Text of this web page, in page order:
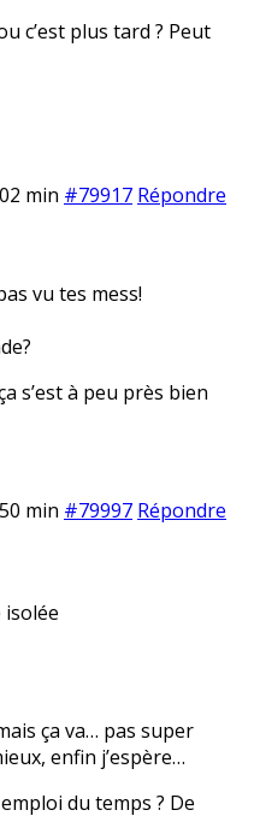
c’est plus tard ? Peut
min #79917 Répondre
vu tes mess!
s’est à peu près bien
min #79997 Répondre
ça va… pas super
enfin j’espère…
du temps ? De